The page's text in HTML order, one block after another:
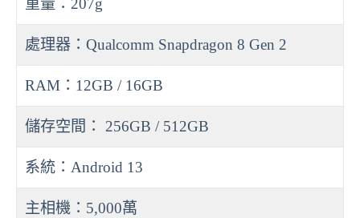
重量：207g
處理器：Qualcomm Snapdragon 8 Gen 2
RAM：12GB / 16GB
儲存空間： 256GB / 512GB
系統：Android 13
主相機：5,000萬